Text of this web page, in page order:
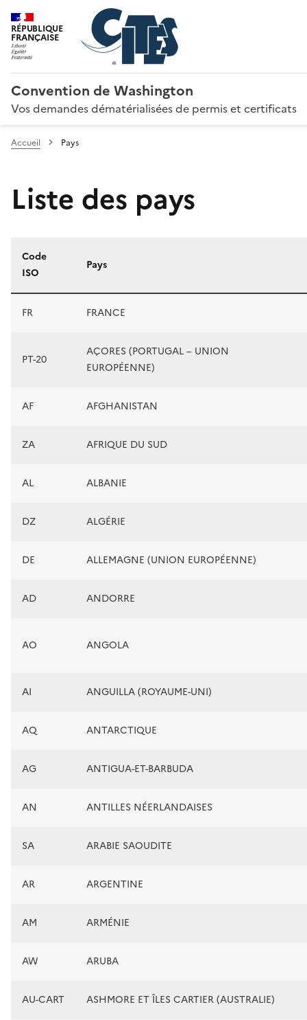
RÉPUBLIQUE
FRANÇAISE
Convention de Washington
Vos demandes dématérialisées de permis et certificats
Accueil Pays
Liste des pays
Liste des pays
Code
ISO
Pays
FR FRANCE
PT-20
AÇORES (PORTUGAL – UNION
EUROPÉENNE)
AF AFGHANISTAN
ZA AFRIQUE DU SUD
AL ALBANIE
DZ ALGÉRIE
DE ALLEMAGNE (UNION EUROPÉENNE)
AD ANDORRE
AO ANGOLA
AI ANGUILLA (ROYAUME-UNI)
AQ ANTARCTIQUE
AG ANTIGUA-ET-BARBUDA
AN ANTILLES NÉERLANDAISES
SA ARABIE SAOUDITE
AR ARGENTINE
AM ARMÉNIE
AW ARUBA
AU-CART ASHMORE ET ÎLES CARTIER (AUSTRALIE)